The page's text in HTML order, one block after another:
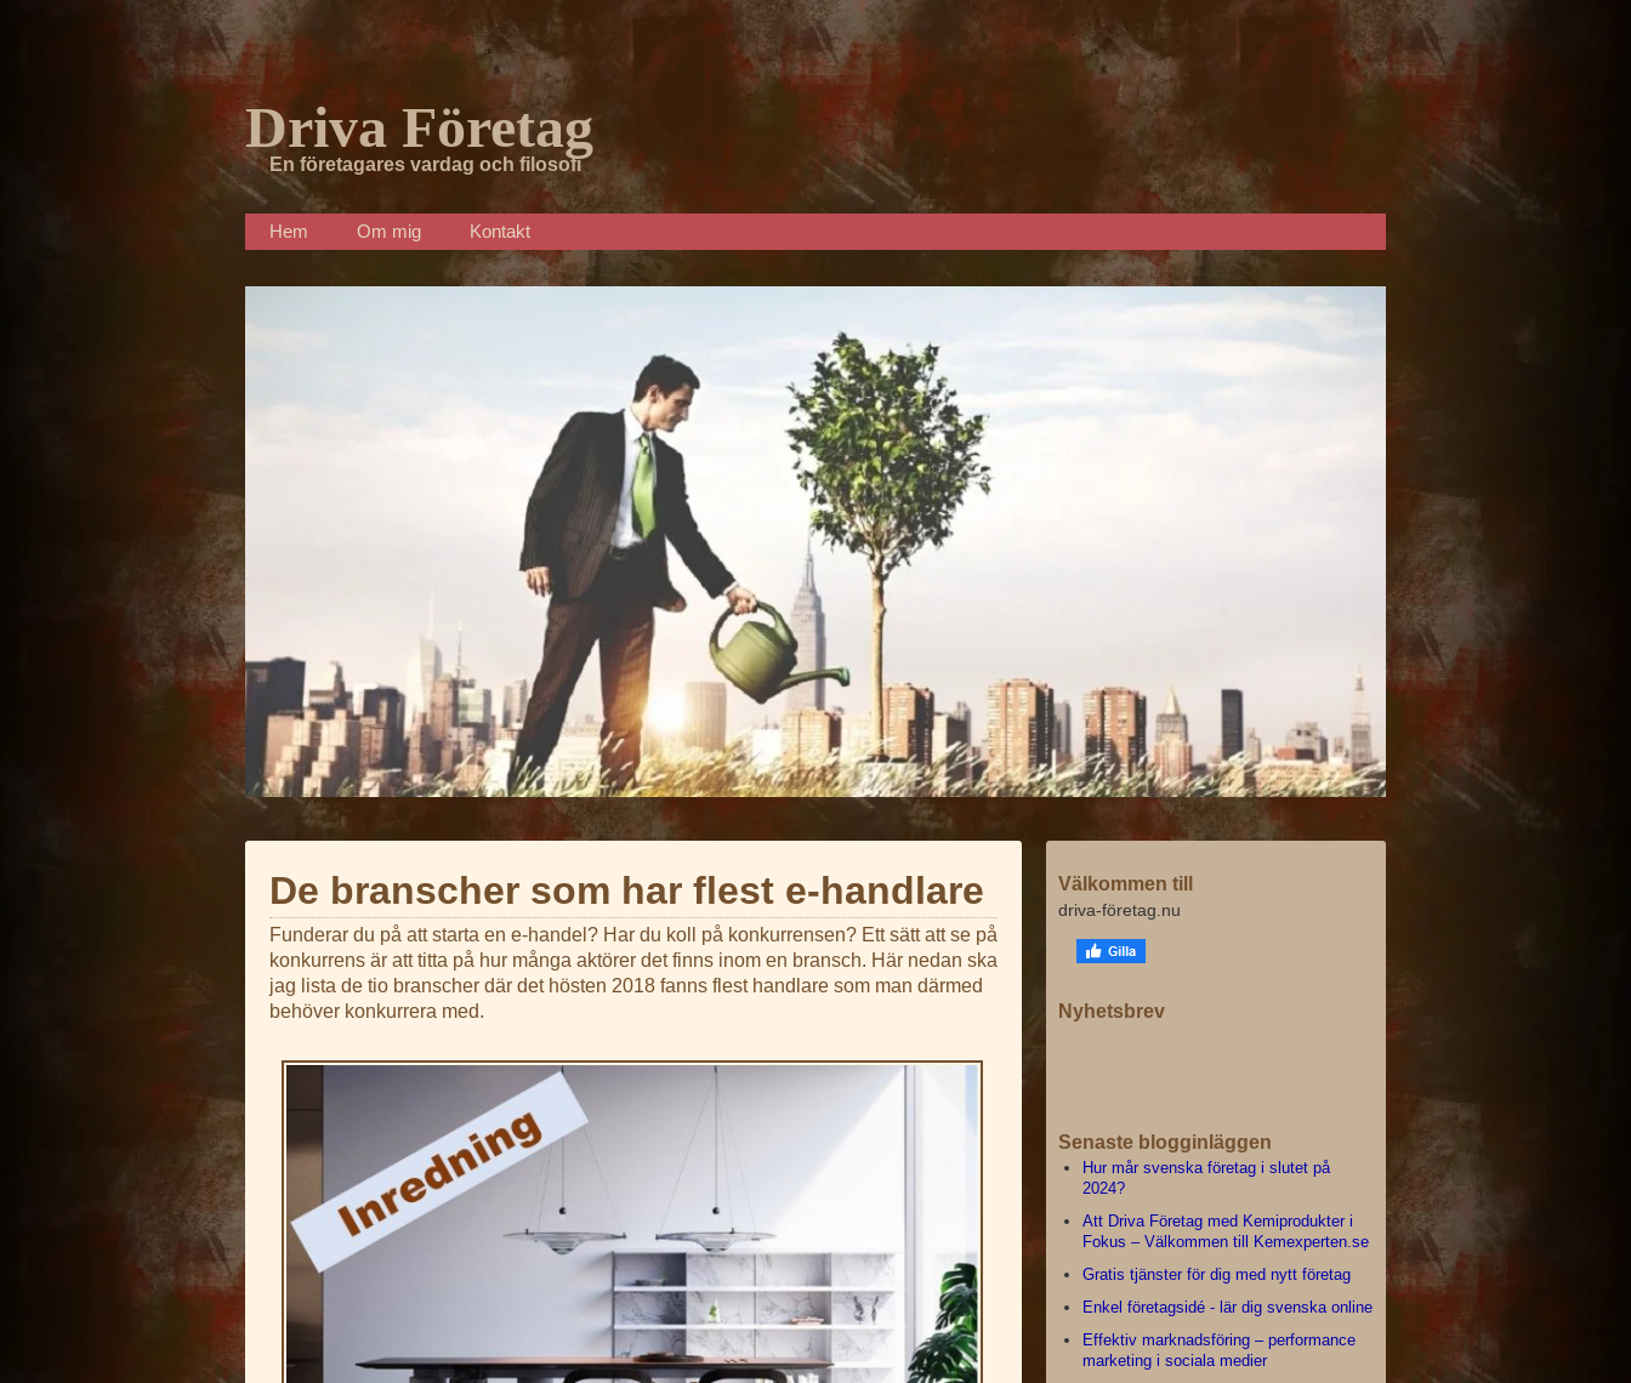
Driva Företag
En företagares vardag och filosofi
Hem Om mig Kontakt
De branscher som har flest e-handlare
Funderar du på att starta en e-handel? Har du koll på konkurrensen? Ett sätt att se på
konkurrens är att titta på hur många aktörer det finns inom en bransch. Här nedan ska
jag lista de tio branscher där det hösten 2018 fanns flest handlare som man därmed
behöver konkurrera med.
Välkommen till
driva-företag.nu
Nyhetsbrev
Senaste blogginläggen
Hur mår svenska företag i slutet på
2024?
Att Driva Företag med Kemiprodukter i
Fokus – Välkommen till Kemexperten.se
Gratis tjänster för dig med nytt företag
Enkel företagsidé - lär dig svenska online
Effektiv marknadsföring – performance
marketing i sociala medier